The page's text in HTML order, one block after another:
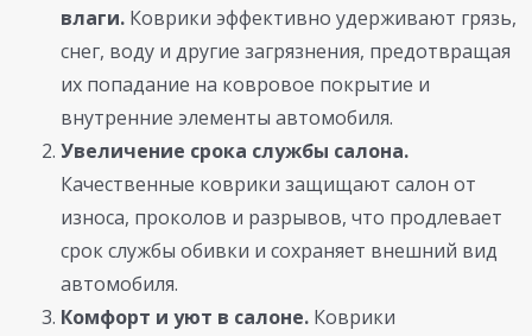
влаги. Коврики эффективно удерживают грязь,
снег, воду и другие загрязнения, предотвращая
их попадание на ковровое покрытие и
внутренние элементы автомобиля.
Увеличение срока службы салона.
Качественные коврики защищают салон от
износа, проколов и разрывов, что продлевает
срок службы обивки и сохраняет внешний вид
автомобиля.
Комфорт и уют в салоне. Коврики